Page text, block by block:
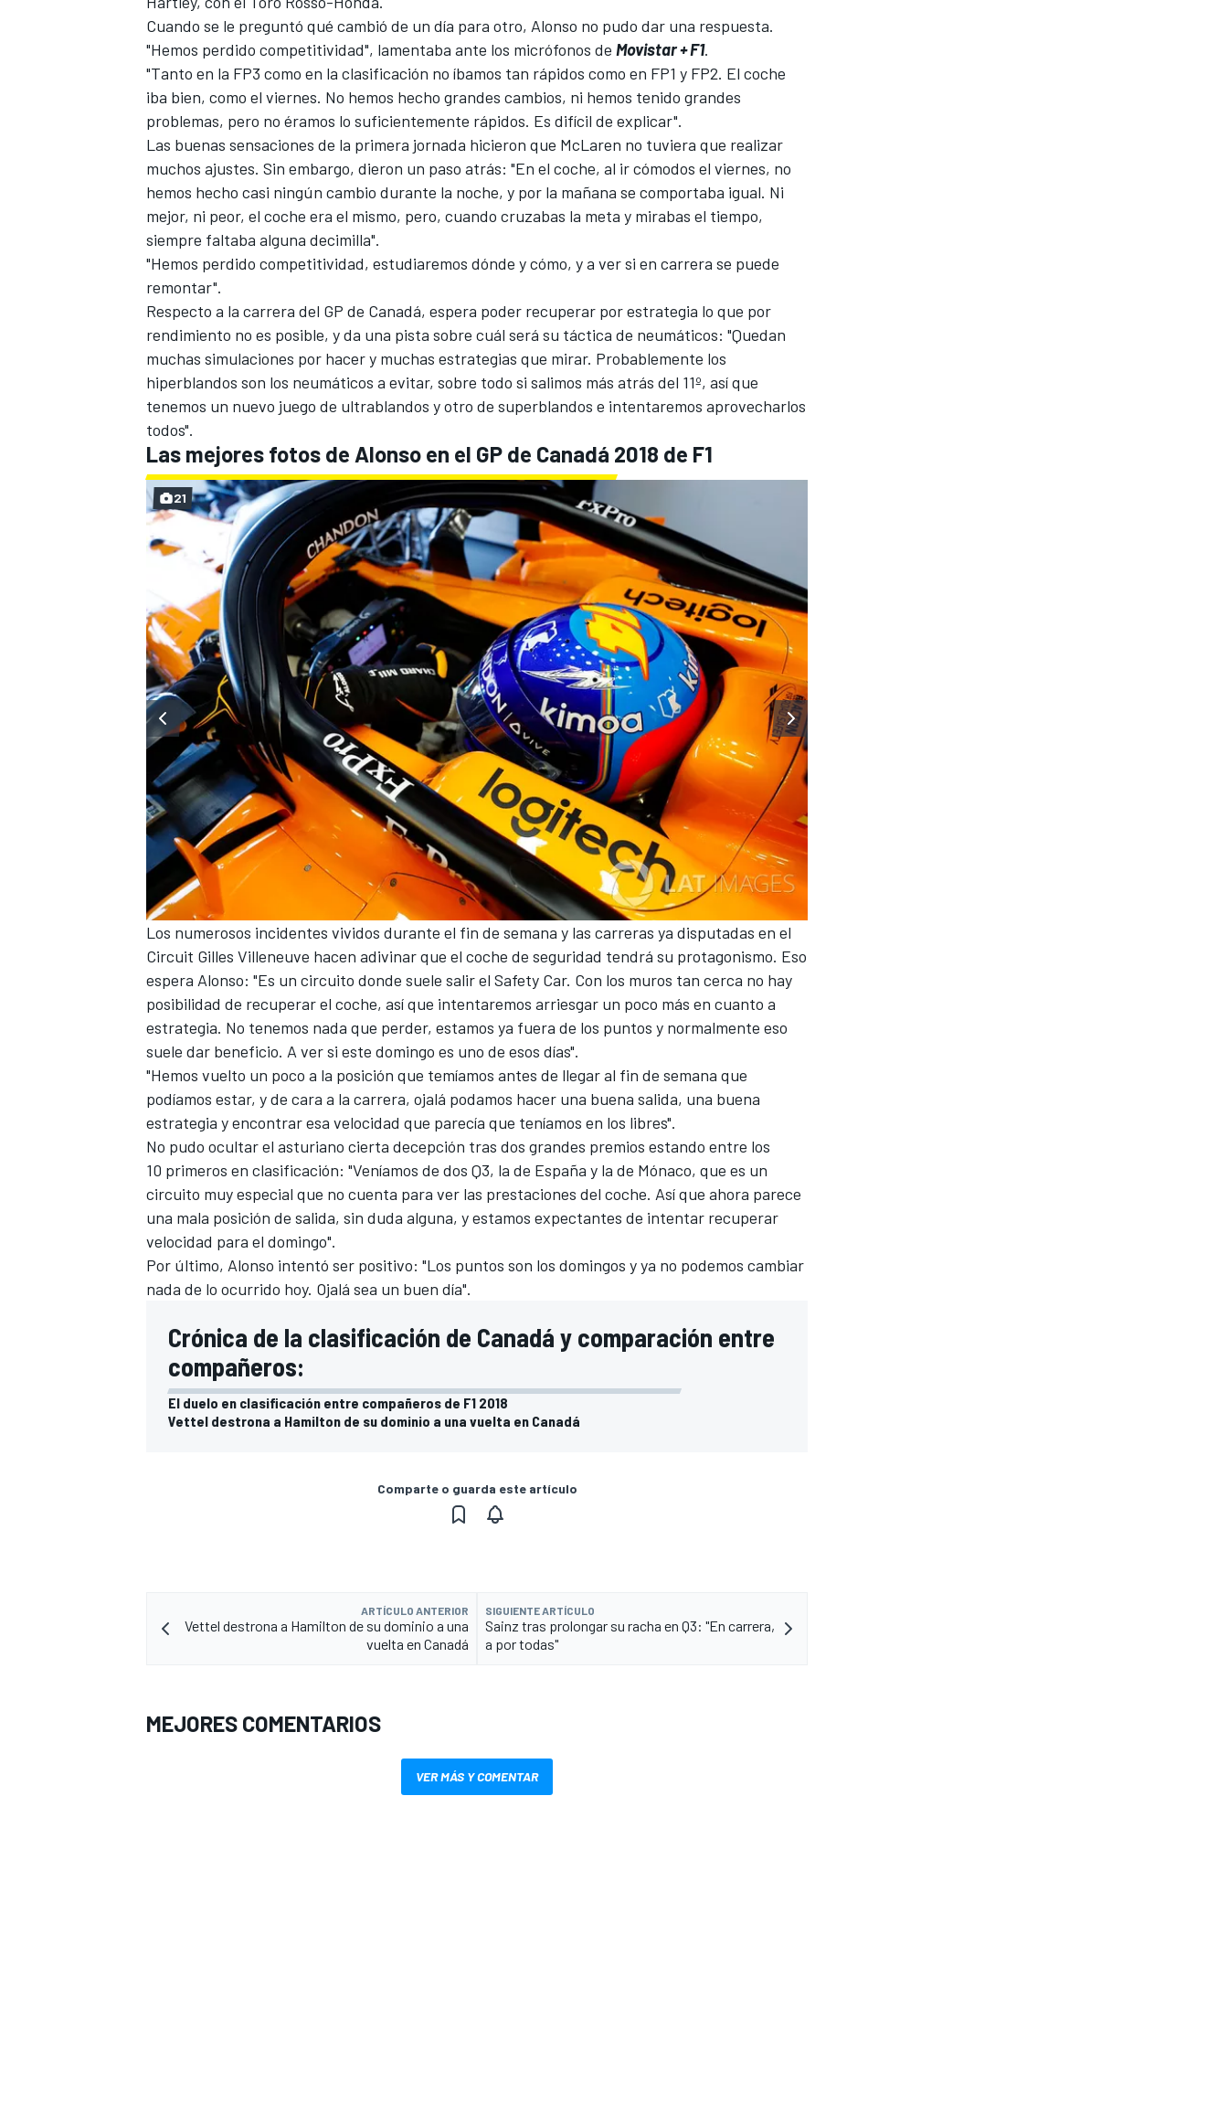
MÁS CATEGORÍAS
Cuando se le preguntó qué cambió de un día para otro, Alonso no pudo dar una respuesta.
"Hemos perdido competitividad", lamentaba ante los micrófonos de Movistar + F1.
"Tanto en la FP3 como en la clasificación no íbamos tan rápidos como en FP1 y FP2. El coche
iba bien, como el viernes. No hemos hecho grandes cambios, ni hemos tenido grandes
problemas, pero no éramos lo suficientemente rápidos. Es difícil de explicar".
Las buenas sensaciones de la primera jornada hicieron que McLaren no tuviera que realizar
muchos ajustes. Sin embargo, dieron un paso atrás: "En el coche, al ir cómodos el viernes, no
hemos hecho casi ningún cambio durante la noche, y por la mañana se comportaba igual. Ni
mejor, ni peor, el coche era el mismo, pero, cuando cruzabas la meta y mirabas el tiempo,
siempre faltaba alguna decimilla".
"Hemos perdido competitividad, estudiaremos dónde y cómo, y a ver si en carrera se puede
remontar".
Respecto a la carrera del GP de Canadá, espera poder recuperar por estrategia lo que por
rendimiento no es posible, y da una pista sobre cuál será su táctica de neumáticos: "Quedan
muchas simulaciones por hacer y muchas estrategias que mirar. Probablemente los
hiperblandos son los neumáticos a evitar, sobre todo si salimos más atrás del 11º, así que
tenemos un nuevo juego de ultrablandos y otro de superblandos e intentaremos aprovecharlos
todos".
Las mejores fotos de Alonso en el GP de Canadá 2018 de F1
21
Los numerosos incidentes vividos durante el fin de semana y las carreras ya disputadas en el
Circuit Gilles Villeneuve hacen adivinar que el coche de seguridad tendrá su protagonismo. Eso
espera Alonso: "Es un circuito donde suele salir el Safety Car. Con los muros tan cerca no hay
posibilidad de recuperar el coche, así que intentaremos arriesgar un poco más en cuanto a
estrategia. No tenemos nada que perder, estamos ya fuera de los puntos y normalmente eso
suele dar beneficio. A ver si este domingo es uno de esos días".
"Hemos vuelto un poco a la posición que temíamos antes de llegar al fin de semana que
podíamos estar, y de cara a la carrera, ojalá podamos hacer una buena salida, una buena
estrategia y encontrar esa velocidad que parecía que teníamos en los libres".
No pudo ocultar el asturiano cierta decepción tras dos grandes premios estando entre los
10 primeros en clasificación: "Veníamos de dos Q3, la de España y la de Mónaco, que es un
circuito muy especial que no cuenta para ver las prestaciones del coche. Así que ahora parece
una mala posición de salida, sin duda alguna, y estamos expectantes de intentar recuperar
velocidad para el domingo".
Por último, Alonso intentó ser positivo: "Los puntos son los domingos y ya no podemos cambiar
nada de lo ocurrido hoy. Ojalá sea un buen día".
Crónica de la clasificación de Canadá y comparación entre
compañeros:
El duelo en clasificación entre compañeros de F1 2018
Vettel destrona a Hamilton de su dominio a una vuelta en Canadá
Comparte o guarda este artículo
ARTÍCULO ANTERIOR
Vettel destrona a Hamilton de su dominio a una
vuelta en Canadá
SIGUIENTE ARTÍCULO
Sainz tras prolongar su racha en Q3: "En carrera,
a por todas"
MEJORES COMENTARIOS
VER MÁS Y COMENTAR